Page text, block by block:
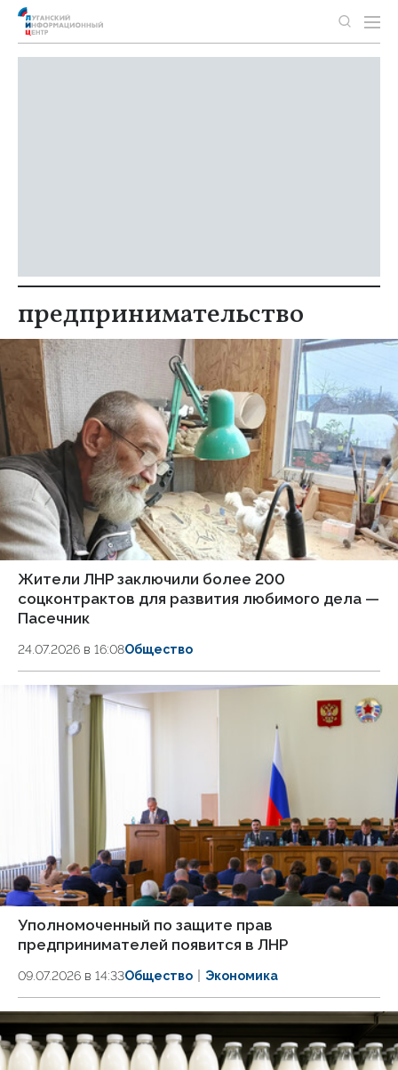
предпринимательство
Жители ЛНР заключили более 200
соцконтрактов для развития любимого дела —
Пасечник
24.07.2026 в 16:08Общество
Уполномоченный по защите прав
предпринимателей появится в ЛНР
09.07.2026 в 14:33Общество Экономика